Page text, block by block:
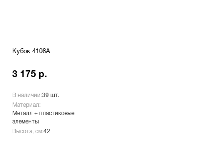
Кубок 4108A
3 175 р.
В наличии:39 шт.
Материал:
Металл + пластиковые
элементы
Высота, см:42